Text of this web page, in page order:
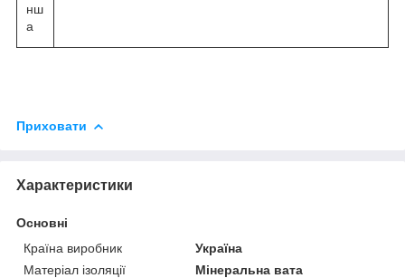
нш
а
Приховати
Характеристики
Основні
Країна виробник
Україна
Матеріал ізоляції
Мінеральна вата